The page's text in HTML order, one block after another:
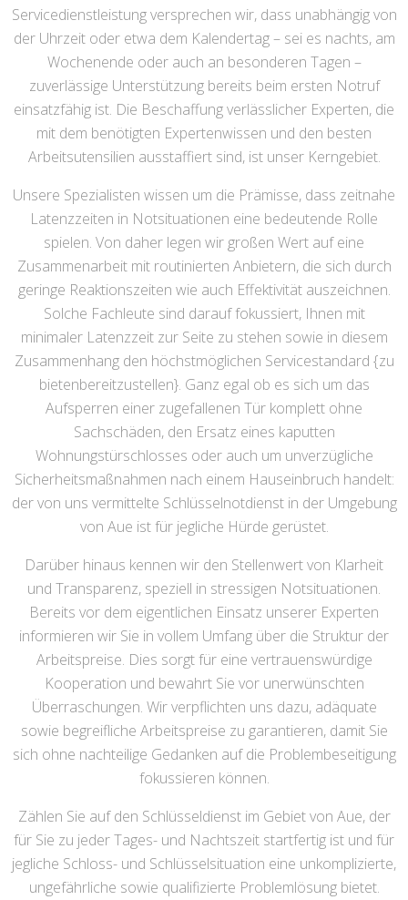
Servicedienstleistung versprechen wir, dass unabhängig von
der Uhrzeit oder etwa dem Kalendertag – sei es nachts, am
Wochenende oder auch an besonderen Tagen –
zuverlässige Unterstützung bereits beim ersten Notruf
einsatzfähig ist. Die Beschaffung verlässlicher Experten, die
mit dem benötigten Expertenwissen und den besten
Arbeitsutensilien ausstaffiert sind, ist unser Kerngebiet.
Unsere Spezialisten wissen um die Prämisse, dass zeitnahe
Latenzzeiten in Notsituationen eine bedeutende Rolle
spielen. Von daher legen wir großen Wert auf eine
Zusammenarbeit mit routinierten Anbietern, die sich durch
geringe Reaktionszeiten wie auch Effektivität auszeichnen.
Solche Fachleute sind darauf fokussiert, Ihnen mit
minimaler Latenzzeit zur Seite zu stehen sowie in diesem
Zusammenhang den höchstmöglichen Servicestandard {zu
bietenbereitzustellen}. Ganz egal ob es sich um das
Aufsperren einer zugefallenen Tür komplett ohne
Sachschäden, den Ersatz eines kaputten
Wohnungstürschlosses oder auch um unverzügliche
Sicherheitsmaßnahmen nach einem Hauseinbruch handelt:
der von uns vermittelte Schlüsselnotdienst in der Umgebung
von Aue ist für jegliche Hürde gerüstet.
Darüber hinaus kennen wir den Stellenwert von Klarheit
und Transparenz, speziell in stressigen Notsituationen.
Bereits vor dem eigentlichen Einsatz unserer Experten
informieren wir Sie in vollem Umfang über die Struktur der
Arbeitspreise. Dies sorgt für eine vertrauenswürdige
Kooperation und bewahrt Sie vor unerwünschten
Überraschungen. Wir verpflichten uns dazu, adäquate
sowie begreifliche Arbeitspreise zu garantieren, damit Sie
sich ohne nachteilige Gedanken auf die Problembeseitigung
fokussieren können.
Zählen Sie auf den Schlüsseldienst im Gebiet von Aue, der
für Sie zu jeder Tages- und Nachtszeit startfertig ist und für
jegliche Schloss- und Schlüsselsituation eine unkomplizierte,
ungefährliche sowie qualifizierte Problemlösung bietet.